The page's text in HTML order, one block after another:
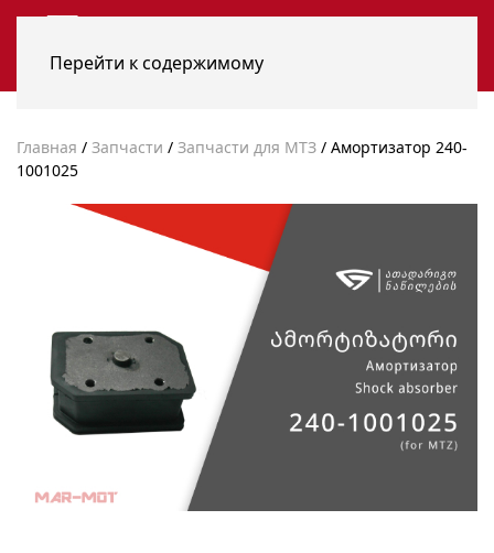
Перейти к содержимому
Главная / Запчасти / Запчасти для МТЗ / Амортизатор 240-
1001025